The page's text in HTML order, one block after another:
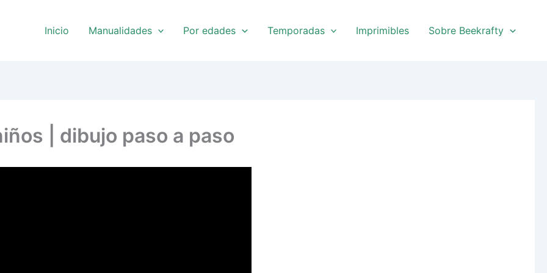
Inicio Manualidades Por edades Temporadas Imprimibles Sobre Beekrafty
| dibujo paso a paso